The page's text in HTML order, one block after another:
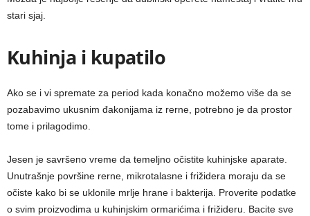
stari sjaj.
Kuhinja i kupatilo
Ako se i vi spremate za period kada konačno možemo više da se
pozabavimo ukusnim đakonijama iz rerne, potrebno je da prostor
tome i prilagodimo.
Jesen je savršeno vreme da temeljno očistite kuhinjske aparate.
Unutrašnje površine rerne, mikrotalasne i frižidera moraju da se
očiste kako bi se uklonile mrlje hrane i bakterija. Proverite podatke
o svim proizvodima u kuhinjskim ormarićima i frižideru. Bacite sve